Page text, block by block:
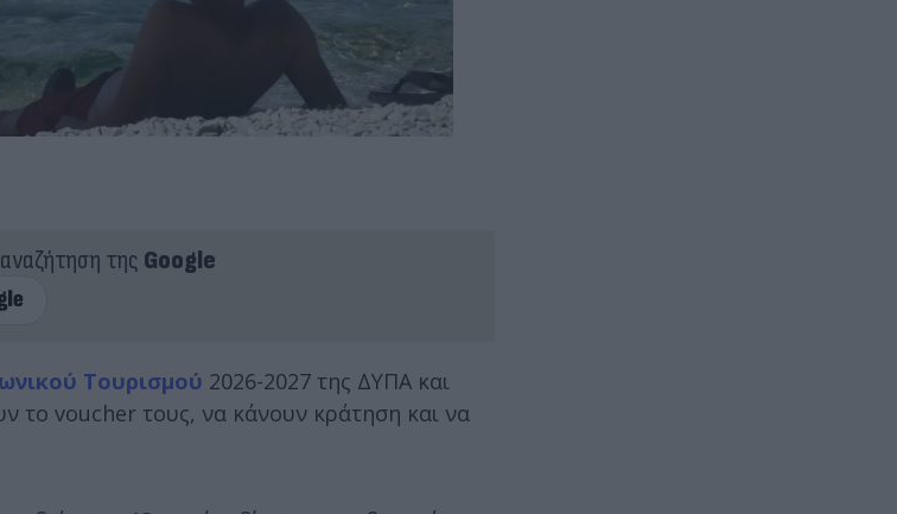
της Google
Τουρισμού 2026-2027 της ΔΥΠΑ και
το voucher τους, να κάνουν κράτηση και να